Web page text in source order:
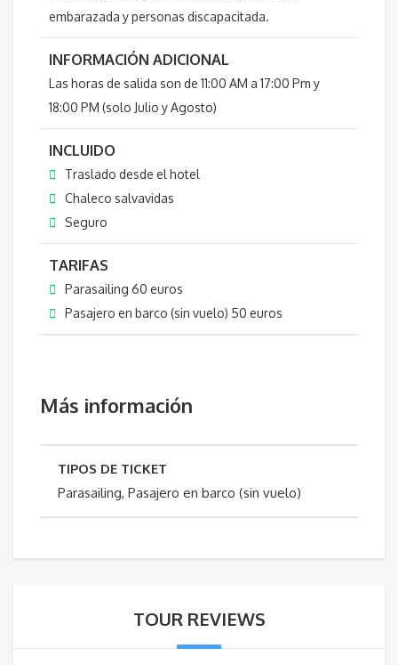
embarazada y personas discapacitada.
INFORMACIÓN ADICIONAL
Las horas de salida son de 11:00 AM a 17:00 Pm y
18:00 PM (solo Julio y Agosto)
INCLUIDO
Traslado desde el hotel
Chaleco salvavidas
Seguro
TARIFAS
Parasailing 60 euros
Pasajero en barco (sin vuelo) 50 euros
Más información
TIPOS DE TICKET
Parasailing, Pasajero en barco (sin vuelo)
TOUR REVIEWS